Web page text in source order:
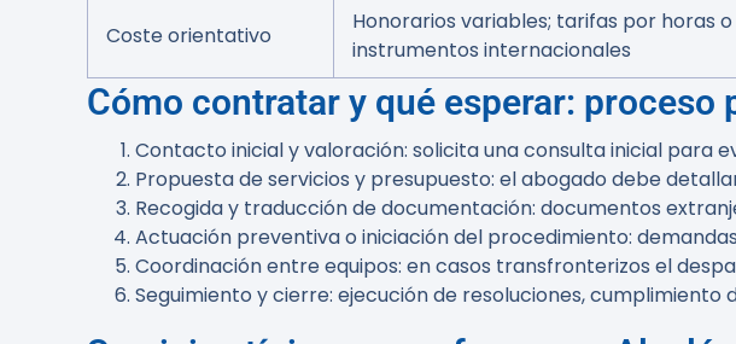
Coste orientativo
Honorarios variables; tarifas por horas
instrumentos internacionales
Cómo contratar y qué esperar: proceso
Contacto inicial y valoración: solicita una consulta inicial para
Propuesta de servicios y presupuesto: el abogado debe
Recogida y traducción de documentación: documentos
Actuación preventiva o iniciación del procedimiento:
Coordinación entre equipos: en casos transfronterizos el
Seguimiento y cierre: ejecución de resoluciones, cumplimiento